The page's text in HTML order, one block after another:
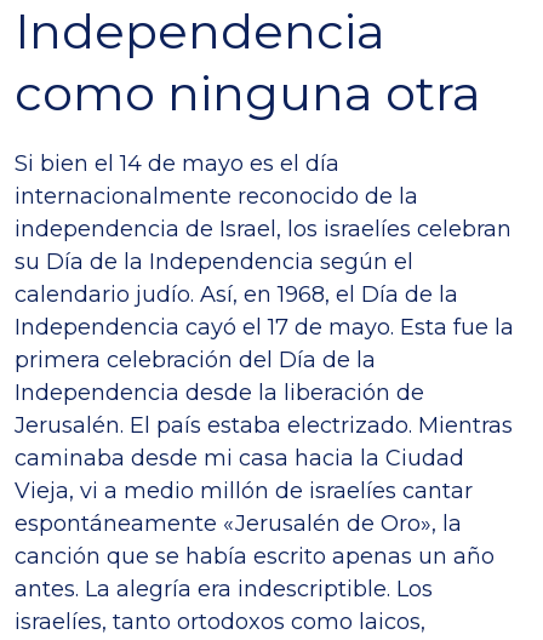
Independencia
como ninguna otra
Si bien el 14 de mayo es el día
internacionalmente reconocido de la
independencia de Israel, los israelíes celebran
su Día de la Independencia según el
calendario judío. Así, en 1968, el Día de la
Independencia cayó el 17 de mayo. Esta fue la
primera celebración del Día de la
Independencia desde la liberación de
Jerusalén. El país estaba electrizado. Mientras
caminaba desde mi casa hacia la Ciudad
Vieja, vi a medio millón de israelíes cantar
espontáneamente «Jerusalén de Oro», la
canción que se había escrito apenas un año
antes. La alegría era indescriptible. Los
israelíes, tanto ortodoxos como laicos,